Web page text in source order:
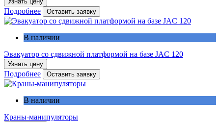
Подробнее Оставить заявку
В наличии
Эвакуатор со сдвижной платформой на базе JAC 120
Узнать цену
Подробнее Оставить заявку
В наличии
Краны-манипуляторы